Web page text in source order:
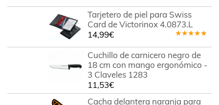
Tarjetero de piel para Swiss
Card de Victorinox 4.0873.L
en5.00de
5
14,99€
Cuchillo de carnicero negro de
18 cm con mango ergonómico -
3 Claveles 1283
11,53€
Cacha delantera naranja para